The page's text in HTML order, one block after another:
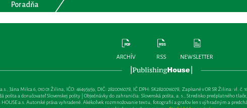
Poradňa
ARCHÍV RSS NEWSLETTER
Jána Milca 6, 010 01 Žilina, IČO: 46495959, DIČ: 2820016078, IČ DPH: SK2820016078, Zapísané v OR SR Žilina: vl. č.
a doručovateľ Slovenskej pošty | Objednávky do zahraničia: Slovenská pošta, a. s., Stredisko predplatného
a.s. Autorské práva vyhradené. Akékoľvek rozmnožovanie textu, fotografií a grafov len s výhradným a